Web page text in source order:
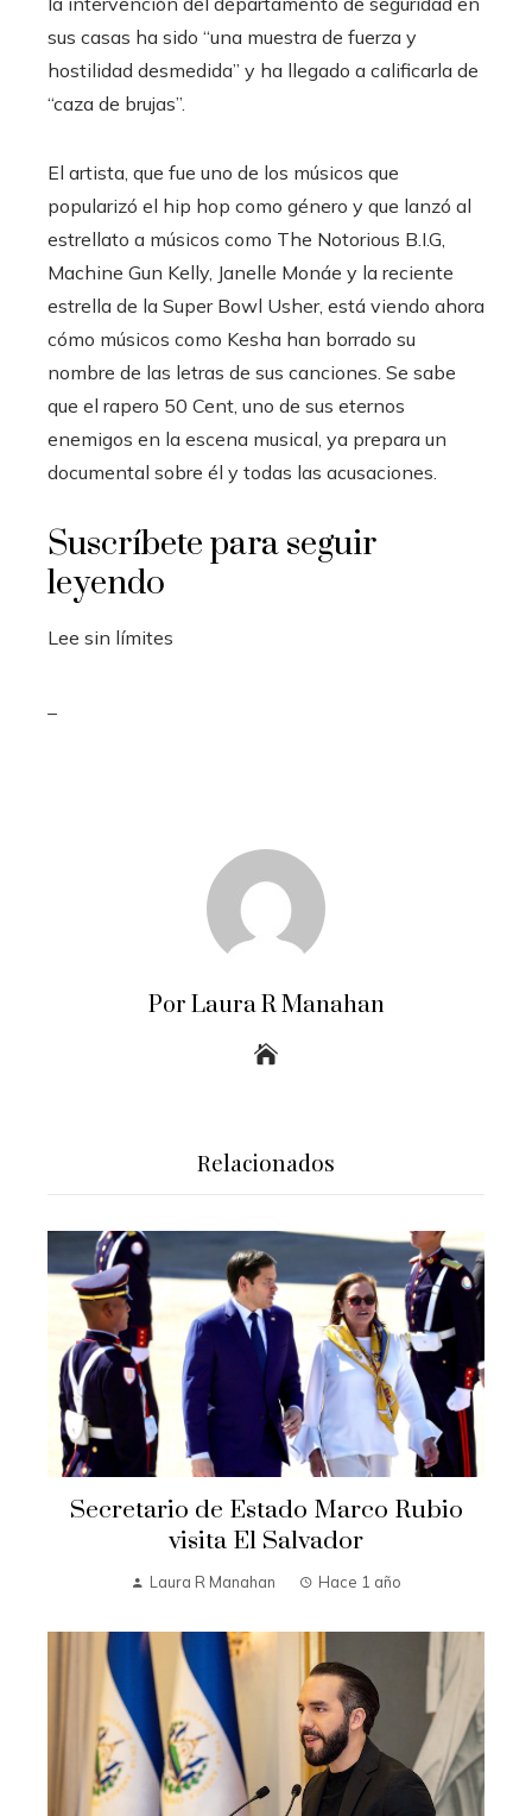
sus casas ha sido “una muestra de fuerza y
hostilidad desmedida” y ha llegado a calificarla de
“caza de brujas”.
El artista, que fue uno de los músicos que
popularizó el hip hop como género y que lanzó al
estrellato a músicos como The Notorious B.I.G,
Machine Gun Kelly, Janelle Monáe y la reciente
estrella de la Super Bowl Usher, está viendo ahora
cómo músicos como Kesha han borrado su
nombre de las letras de sus canciones. Se sabe
que el rapero 50 Cent, uno de sus eternos
enemigos en la escena musical, ya prepara un
documental sobre él y todas las acusaciones.
Suscríbete para seguir
leyendo
Lee sin límites
Por Laura R Manahan
Relacionados
Secretario de Estado Marco Rubio
visita El Salvador
Laura R Manahan Hace 1 año